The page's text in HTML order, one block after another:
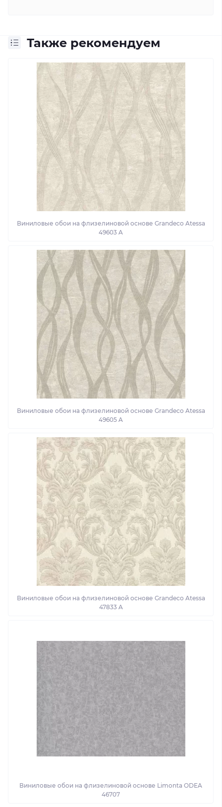
Также рекомендуем
Виниловые обои на флизелиновой основе Grandeco Atessa
49603 A
Виниловые обои на флизелиновой основе Grandeco Atessa
49605 A
Виниловые обои на флизелиновой основе Grandeco Atessa
47833 A
Виниловые обои на флизелиновой основе Limonta ODEA
46707